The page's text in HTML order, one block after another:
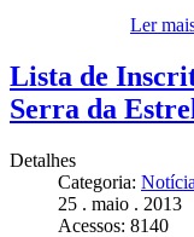
Ler
Lista de
Serra da
Detalhes
Categoria:
25 . maio . 2013
Acessos: 8140